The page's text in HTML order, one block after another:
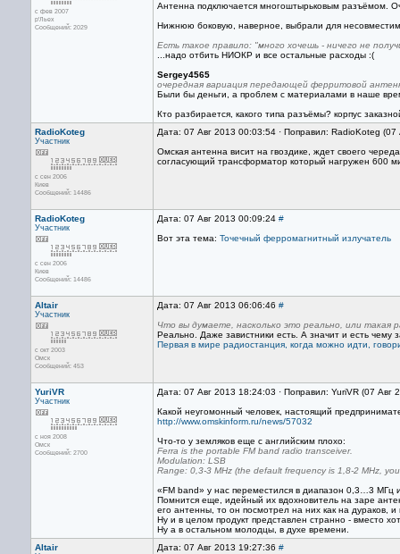
с фев 2007
р'Льех
Сообщений: 2029
Антенна подключается многоштырьковым разъёмом.
Нижнюю боковую, наверное, выбрали для
Есть такое правило: "много хочешь - ничего не
...надо отбить НИОКР и все остальные расходы :(
Sergey4565
очередная вариация передающей ферритовой
Были бы деньги, а проблем с материалами в наше
Кто разбирается, какого типа разъёмы? корпус
RadioKoteg
Участник
с сен 2006
Киев
Сообщений: 14486
Дата: 07 Авг 2013 00:03:54 · Поправил: RadioKoteg
Омская антенна висит на гвоздике, ждет своего
согласующий трансформатор который нагружен 600
RadioKoteg
Участник
с сен 2006
Киев
Сообщений: 14486
Дата: 07 Авг 2013 00:09:24 #
Вот эта тема: Точечный ферромагнитный излучатель
Altair
Участник
с окт 2003
Омск
Сообщений: 453
Дата: 07 Авг 2013 06:06:46 #
Что вы думаете, насколько это реально, или такая
Реально. Даже завистники есть. А значит и есть чему
Первая в мире радиостанция, когда можно идти,
YuriVR
Участник
с ноя 2008
Омск
Сообщений: 2700
Дата: 07 Авг 2013 18:24:03 · Поправил: YuriVR (07 Авг
Какой неугомонный человек, настоящий
http://www.omskinform.ru/news/57032
Что-то у земляков еще с английским плохо:
Ferra is the portable FM band radio transceiver.
Modulation: LSB
Range: 0,3-3 MHz (the default frequency is 1,8-2 MHz,
«FM band» у нас переместился в диапазон 0,3…3 МГц
Помнится еще, идейный их вдохновитель на заре
его антенны, то он посмотрел на них как на дураков,
Ну и в целом продукт представлен странно - вместо
Ну а в остальном молодцы, в духе времени.
Altair
Дата: 07 Авг 2013 19:27:36 #